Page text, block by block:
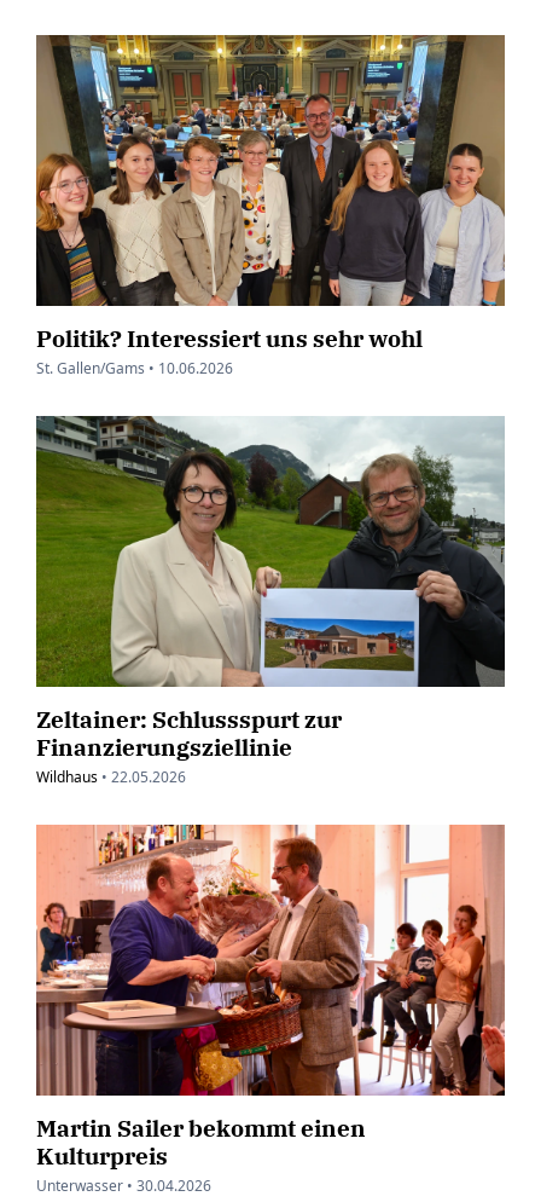
Politik? Interessiert uns sehr wohl
St. Gallen/Gams • 10.06.2026
Zeltainer: Schlussspurt zur
Finanzierungsziellinie
Wildhaus • 22.05.2026
Martin Sailer bekommt einen
Kulturpreis
Unterwasser • 30.04.2026